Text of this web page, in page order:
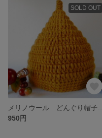
SOLD OUT
950円